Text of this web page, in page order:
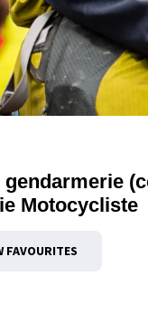
Motocycliste
FAVOURITES